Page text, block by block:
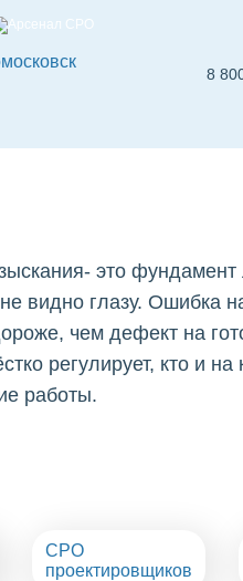
8
это фундамент
видно глазу. Ошибка
чем дефект на
регулирует, кто и
работы.
СРО
проектировщиков